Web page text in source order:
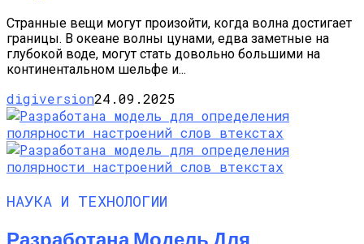
Странные вещи могут произойти, когда волна достигает
границы. В океане волны цунами, едва заметные на
глубокой воде, могут стать довольно большими на
континентальном шельфе и...
digiversion24.09.2025
НАУКА И ТЕХНОЛОГИИ
Разработана Модель Для